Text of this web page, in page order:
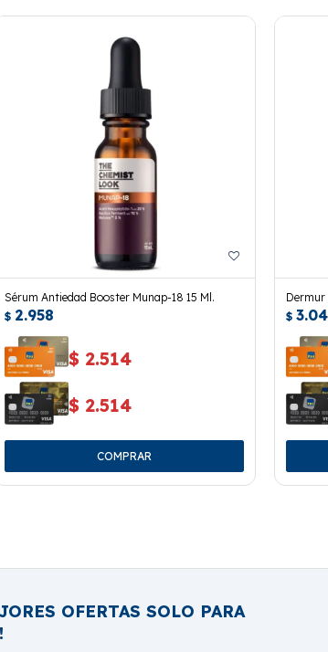
Sérum Antiedad Booster Munap-18 15 Ml.
$ 2.958
$ 2.514
$ 2.514
Dermur
$
OFERTAS SOLO PARA